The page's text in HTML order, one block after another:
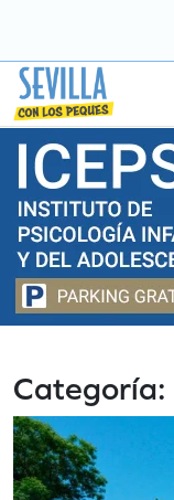
Saltar
contenido
Categoría: